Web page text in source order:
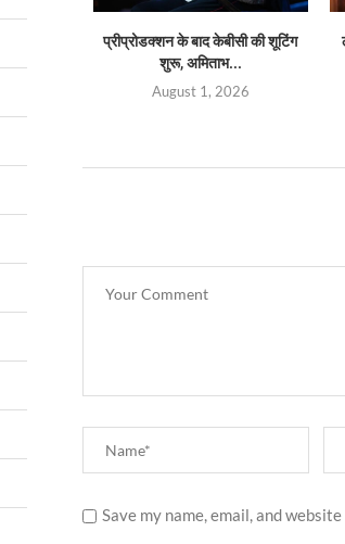
प्रीप्रोडक्शन के बाद केबीसी की शूटिंग
शुरू, अमिताभ...
August 1, 2026
Save my name, email, and